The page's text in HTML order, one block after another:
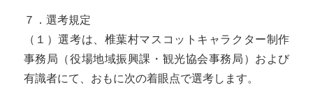
７．選考規定
（１）選考は、椎葉村マスコットキャラクター制作
事務局（役場地域振興課・観光協会事務局）および
有識者にて、おもに次の着眼点で選考します。